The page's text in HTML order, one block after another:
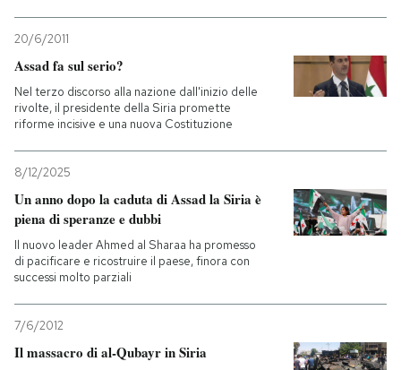
20/6/2011
Assad fa sul serio?
Nel terzo discorso alla nazione dall'inizio delle
rivolte, il presidente della Siria promette
riforme incisive e una nuova Costituzione
8/12/2025
Un anno dopo la caduta di Assad la Siria è
piena di speranze e dubbi
Il nuovo leader Ahmed al Sharaa ha promesso
di pacificare e ricostruire il paese, finora con
successi molto parziali
7/6/2012
Il massacro di al-Qubayr in Siria